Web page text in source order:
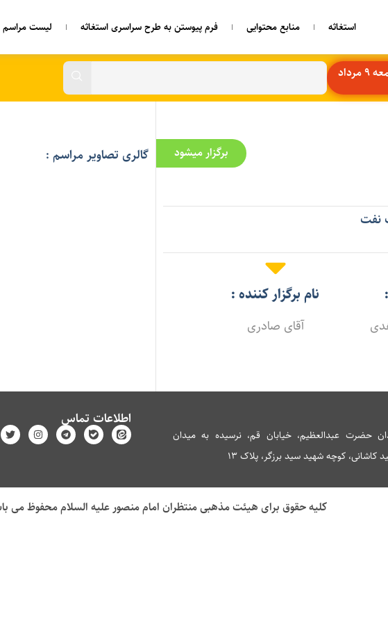
استغاثه منابع محتوایی فرم پیوستن به طرح سراسری استغاثه لیست مراسم
برگزار میشود
نفت
نام برگزار کننده :
آقای صادری
گالری تصاویر مراسم :
حضرت عبدالعظیم، خیابان قم، نرسیده به میدان
کاشانی، کوچه شهید سید برزگر، پلاک 13
اطلاعات تماس
کلیه حقوق برای هیئت مذهبی منتظران امام منصور علیه السلام محفوظ می